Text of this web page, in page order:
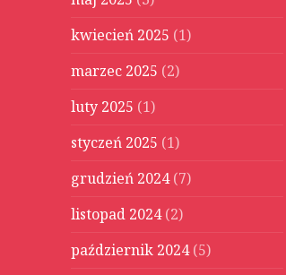
kwiecień 2025 (1)
marzec 2025 (2)
luty 2025 (1)
styczeń 2025 (1)
grudzień 2024(7)
listopad 2024(2)
październik 2024(5)